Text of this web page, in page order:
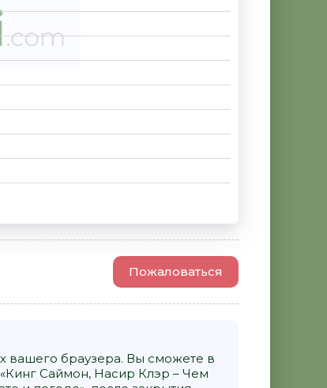
Пожаловаться
вашего браузера. Вы сможете в
Саймон, Насир Клэр – Чем